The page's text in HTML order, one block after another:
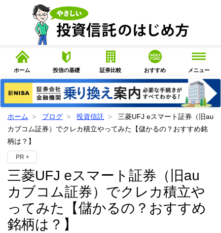
ホーム 投信の基礎 証券比較 おすすめ メニュー
ホーム ブログ 投資信託
三菱UFJ eスマート証券（旧au
カブコム証券）でクレカ積立やってみた【儲かるの？おすすめ銘
柄は？】
PR +
三菱UFJ eスマート証券（旧au
カブコム証券）でクレカ積立や
ってみた【儲かるの？おすすめ
銘柄は？】